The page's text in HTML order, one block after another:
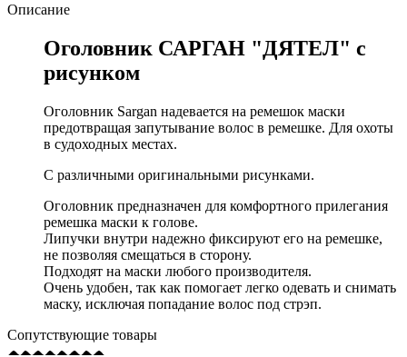
Описание
Оголовник САРГАН "ДЯТЕЛ" с
рисунком
Оголовник Sargan надевается на ремешок маски
предотвращая запутывание волос в ремешке. Для охоты
в судоходных местах.
С различными оригинальными рисунками.
Оголовник предназначен для комфортного прилегания
ремешка маски к голове.
Липучки внутри надежно фиксируют его на ремешке,
не позволяя смещаться в сторону.
Подходят на маски любого производителя.
Очень удобен, так как помогает легко одевать и снимать
маску, исключая попадание волос под стрэп.
Сопутствующие товары